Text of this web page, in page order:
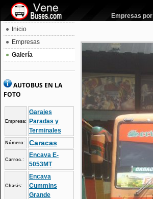
Empresas
Inicio
Empresas
Galería
AUTOBUS EN LA
FOTO
Empresa:
Garajes
Paradas y
Terminales
Número: Caracas
Carroc.:
Encava E-
5053MT
Chasis:
Encava
Cummins
Grande